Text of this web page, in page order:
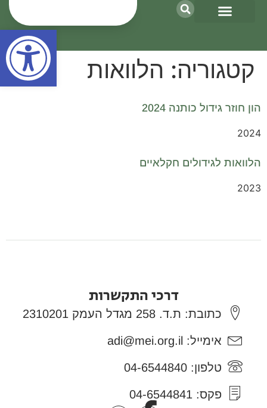
פתח
קטגוריה: הלוואות
הון חוזר גידול כותנה 2024
2024
הלוואות לגידולים חקלאיים
2023
דרכי התקשרות
כתובת: ת.ד. 258 מגדל העמק 2310201
אימייל: adi@mei.org.il
טלפון: 04-6544840
פקס: 04-6544841